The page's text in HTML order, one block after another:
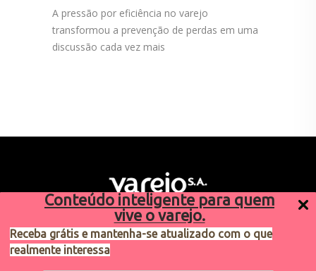
Conteúdo inteligente para quem
vive o varejo.
Receba grátis e mantenha-se atualizado com o que
realmente interessa
A pressão por eficiência no varejo
transformou a prevenção de perdas em uma
discussão cada vez mais
Sugestões de pauta